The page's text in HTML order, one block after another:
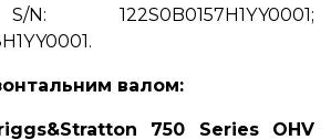
122S0B0157H1YY0001;
валом:
750 Series OHV